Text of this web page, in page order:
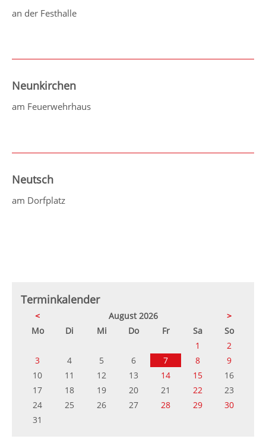
an der Festhalle
Neunkirchen
am Feuerwehrhaus
Neutsch
am Dorfplatz
Terminkalender
< August 2026
>
Montag Di enstagMittwochDonnerstag
Freitag SamstagSonntag
1
2
3
4 5 6 7 8
9
10
11 12 13 14 15
16
17
18 19 20 21 22
23
24
25 26 27 28 29
30
31